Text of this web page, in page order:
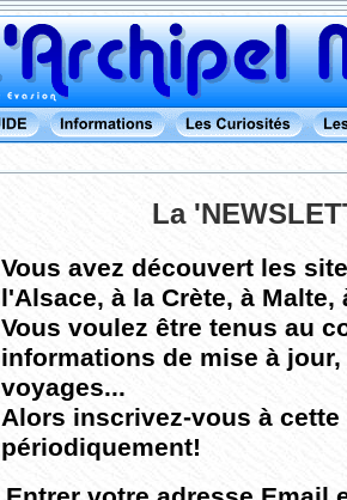
La
Vous avez découvert les
l'Alsace, à la Crète, à
Vous voulez être tenus au
informations de mise à
voyages...
Alors inscrivez-vous à
périodiquement!